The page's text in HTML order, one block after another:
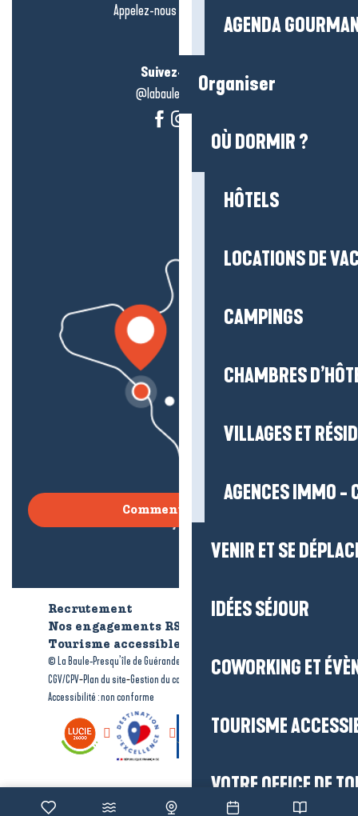
AGENDA
Organiser
OÙ DORMIR ?
HÔTELS
LOCATIONS DE
CAMPINGS
CHAMBRES
VILLAGES ET
AGENCES IMMO -
VENIR ET SE
IDÉES SÉJOUR
COWORKING ET
TOURISME
VOTRE OFFICE DE
Appelez-nous en
Suivez-nous !
@labauleguérande
Comment venir ?
Recrutement
Qui sommes-nous ?
Nos engagements RSE
Tourisme accessible
© La Baule-Presqu’île de Guérande tourisme-Mentions légales-
CGV/CPV-Plan du site-Gestion du consentement -
Accessibilité : non conforme